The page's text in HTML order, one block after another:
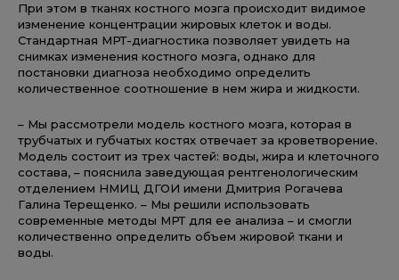
При этом в тканях костного мозга происходит видимое
изменение концентрации жировых клеток и воды.
Стандартная МРТ-диагностика позволяет увидеть на
снимках изменения костного мозга, однако для
постановки диагноза необходимо определить
количественное соотношение в нем жира и жидкости.
– Мы рассмотрели модель костного мозга, которая в
трубчатых и губчатых костях отвечает за кроветворение.
Модель состоит из трех частей: воды, жира и клеточного
состава, – пояснила заведующая рентгенологическим
отделением НМИЦ ДГОИ имени Дмитрия Рогачева
Галина Терещенко. – Мы решили использовать
современные методы МРТ для ее анализа – и смогли
количественно определить объем жировой ткани и
воды.